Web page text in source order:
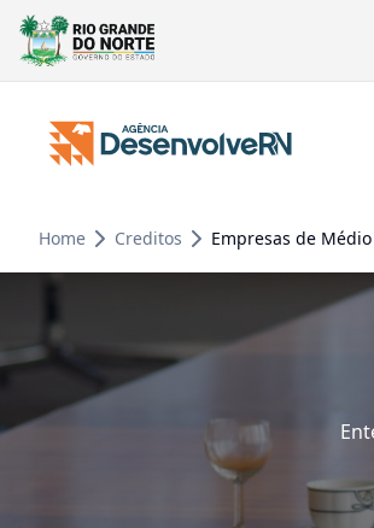
Home Creditos Empresas de